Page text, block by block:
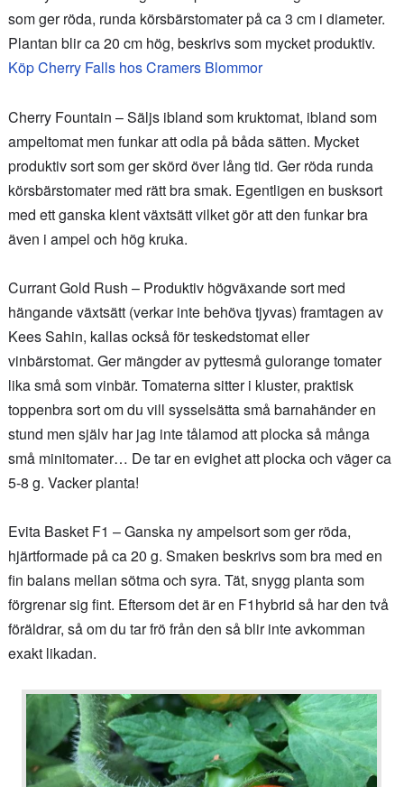
som ger röda, runda körsbärstomater på ca 3 cm i diameter.
Plantan blir ca 20 cm hög, beskrivs som mycket produktiv.
Köp Cherry Falls hos Cramers Blommor
Cherry Fountain – Säljs ibland som kruktomat, ibland som
ampeltomat men funkar att odla på båda sätten. Mycket
produktiv sort som ger skörd över lång tid. Ger röda runda
körsbärstomater med rätt bra smak. Egentligen en busksort
med ett ganska klent växtsätt vilket gör att den funkar bra
även i ampel och hög kruka.
Currant Gold Rush – Produktiv högväxande sort med
hängande växtsätt (verkar inte behöva tjyvas) framtagen av
Kees Sahin, kallas också för teskedstomat eller
vinbärstomat. Ger mängder av pyttesmå gulorange tomater
lika små som vinbär. Tomaterna sitter i kluster, praktisk
toppenbra sort om du vill sysselsätta små barnahänder en
stund men själv har jag inte tålamod att plocka så många
små minitomater… De tar en evighet att plocka och väger ca
5-8 g. Vacker planta!
Evita Basket F1 – Ganska ny ampelsort som ger röda,
hjärtformade på ca 20 g. Smaken beskrivs som bra med en
fin balans mellan sötma och syra. Tät, snygg planta som
förgrenar sig fint. Eftersom det är en F1hybrid så har den två
föräldrar, så om du tar frö från den så blir inte avkomman
exakt likadan.